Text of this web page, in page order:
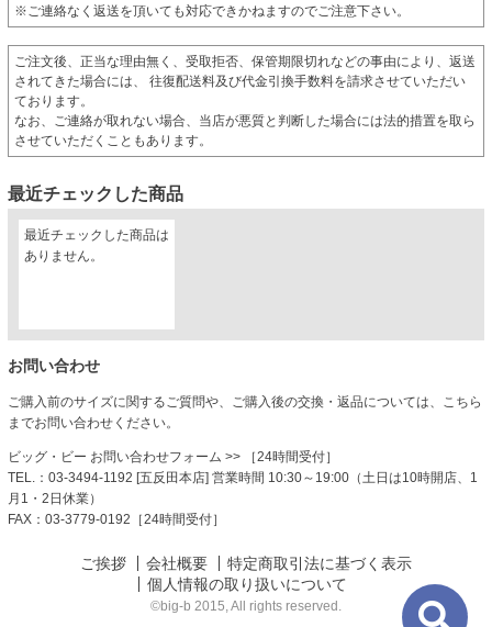
※ご連絡なく返送を頂いても対応できかねますのでご注意下さい。
ご注文後、正当な理由無く、受取拒否、保管期限切れなどの事由により、返送
されてきた場合には、 往復配送料及び代金引換手数料を請求させていただい
ております。
なお、ご連絡が取れない場合、当店が悪質と判断した場合には法的措置を取ら
させていただくこともあります。
最近チェックした商品
最近チェックした商品は
ありません。
お問い合わせ
ご購入前のサイズに関するご質問や、ご購入後の交換・返品については、こちら
までお問い合わせください。
ビッグ・ビー お問い合わせフォーム >> ［24時間受付］
TEL.：03-3494-1192 [五反田本店] 営業時間 10:30～19:00（土日は10時開店、1
月1・2日休業）
FAX：03-3779-0192［24時間受付］
ご挨拶 会社概要
特定商取引法に基づく表示
個人情報の取り扱いについて
©big-b 2015, All rights reserved.